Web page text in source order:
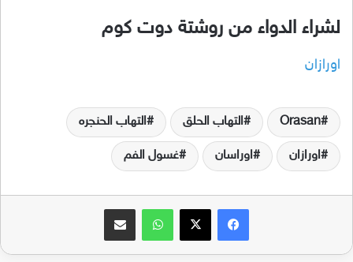
لشراء الدواء من روشتة دوت كوم
اورازان
Orasan التهاب الحلق التهاب الحنجره
اورازان اوراسان غسول الفم
فيسبوك واتساب